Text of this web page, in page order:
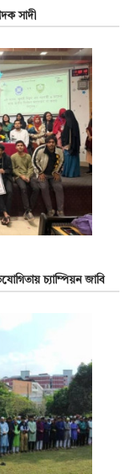
সাদী
চ্যাম্পিয়ন জাবি